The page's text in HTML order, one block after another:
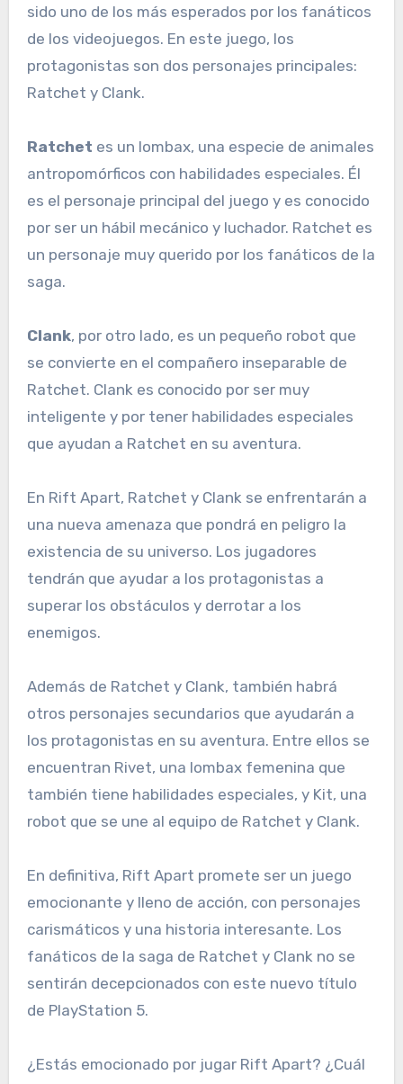
sido uno de los más esperados por los fanáticos
de los videojuegos. En este juego, los
protagonistas son dos personajes principales:
Ratchet y Clank.
Ratchet es un lombax, una especie de animales
antropomórficos con habilidades especiales. Él
es el personaje principal del juego y es conocido
por ser un hábil mecánico y luchador. Ratchet es
un personaje muy querido por los fanáticos de la
saga.
Clank, por otro lado, es un pequeño robot que
se convierte en el compañero inseparable de
Ratchet. Clank es conocido por ser muy
inteligente y por tener habilidades especiales
que ayudan a Ratchet en su aventura.
En Rift Apart, Ratchet y Clank se enfrentarán a
una nueva amenaza que pondrá en peligro la
existencia de su universo. Los jugadores
tendrán que ayudar a los protagonistas a
superar los obstáculos y derrotar a los
enemigos.
Además de Ratchet y Clank, también habrá
otros personajes secundarios que ayudarán a
los protagonistas en su aventura. Entre ellos se
encuentran Rivet, una lombax femenina que
también tiene habilidades especiales, y Kit, una
robot que se une al equipo de Ratchet y Clank.
En definitiva, Rift Apart promete ser un juego
emocionante y lleno de acción, con personajes
carismáticos y una historia interesante. Los
fanáticos de la saga de Ratchet y Clank no se
sentirán decepcionados con este nuevo título
de PlayStation 5.
¿Estás emocionado por jugar Rift Apart? ¿Cuál